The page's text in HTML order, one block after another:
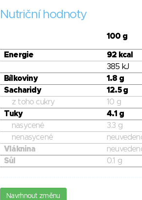
Nutriční hodnoty
100 g
Energie 92 kcal
385 kJ
Bílkoviny
1.8 g
Sacharidy
12.5 g
z toho cukry
10 g
Tuky
4.1 g
nasycené
3.3 g
nenasycené
Vláknina
Sůl
0.1 g
Navrhnout změnu